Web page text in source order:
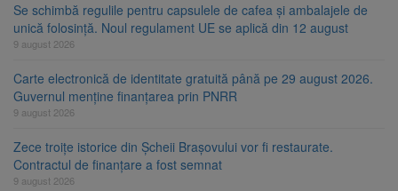
Se schimbă regulile pentru capsulele de cafea și ambalajele de
unică folosință. Noul regulament UE se aplică din 12 august
9 august 2026
Carte electronică de identitate gratuită până pe 29 august 2026.
Guvernul menține finanțarea prin PNRR
9 august 2026
Zece troițe istorice din Șcheii Brașovului vor fi restaurate.
Contractul de finanțare a fost semnat
9 august 2026